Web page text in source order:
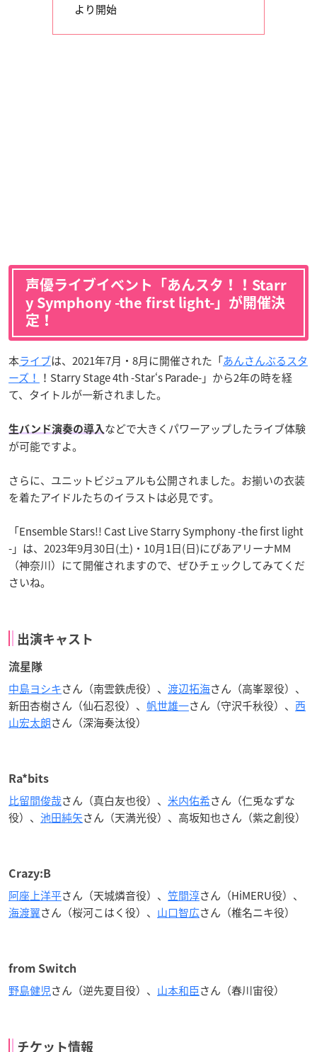
より開始
声優ライブイベント「あんスタ！！Starr
y Symphony -the first light-」が開催決
定！
本ライブは、2021年7月・8月に開催された「あんさんぶるスタ
ーズ！ ！Starry Stage 4th -Star‘s Parade-」から2年の時を経
て、タイトルが一新されました。
生バンド演奏の導入 などで大きくパワーアップしたライブ体験
が可能ですよ。
さらに、ユニットビジュアルも公開されました。お揃いの衣装
を着たアイドルたちのイラストは必見です。
「Ensemble Stars!! Cast Live Starry Symphony -the first light
-」は、2023年9月30日(土)・10月1日(日)にぴあアリーナMM
（神奈川）にて開催されますので、ぜひチェックしてみてくだ
さいね。
出演キャスト
流星隊
中島ヨシキさん（南雲鉄虎役）、 渡辺拓海さん（高峯翠役）、
新田杏樹さん（仙石忍役）、 帆世雄一さん（守沢千秋役）、 西
山宏太朗さん（深海奏汰役）
Ra*bits
比留間俊哉さん（真白友也役）、 米内佑希さん（仁兎なずな
役）、 池田純矢さん（天満光役）、高坂知也さん（紫之創役）
Crazy:B
阿座上洋平さん（天城燐音役）、 笠間淳さん（HiMERU役）、
海渡翼さん（桜河こはく役）、 山口智広さん（椎名ニキ役）
from Switch
野島健児さん（逆先夏目役）、 山本和臣さん（春川宙役）
チケット情報